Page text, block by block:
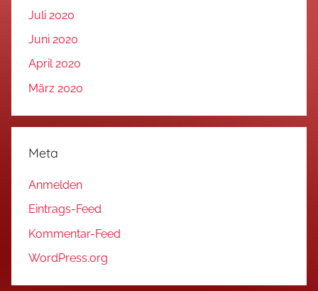
Juli 2020
Juni 2020
April 2020
März 2020
Meta
Anmelden
Eintrags-Feed
Kommentar-Feed
WordPress.org